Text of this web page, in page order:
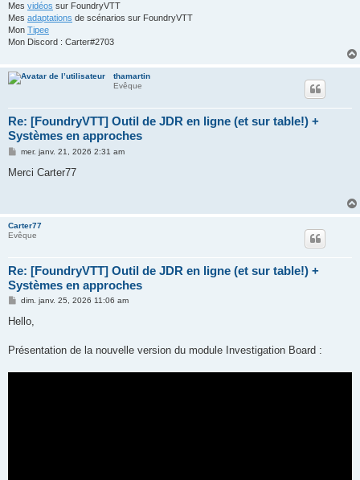
Mes vidéos sur FoundryVTT
Mes adaptations de scénarios sur FoundryVTT
Mon Tipee
Mon Discord : Carter#2703
thamartin
Evêque
Re: [FoundryVTT] Outil de JDR en ligne (et sur table!) +
Systèmes en approches
M
s
mer. janv. 21, 2026 2:31 am
Merci Carter77
Carter77
Evêque
Re: [FoundryVTT] Outil de JDR en ligne (et sur table!) +
Systèmes en approches
M
s
g
dim. janv. 25, 2026 11:06 am
Hello,
Présentation de la nouvelle version du module Investigation Board :